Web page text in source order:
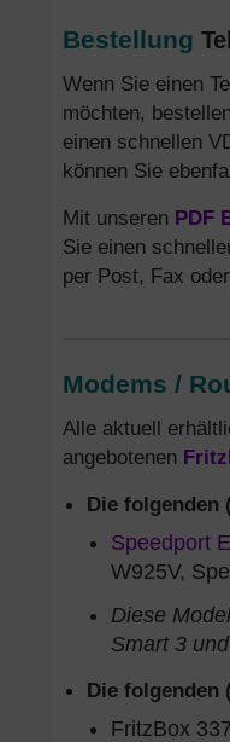
Bestellung
Wenn Sie einen
möchten,
einen schnellen
können Sie
Mit unseren PDF
Sie einen
per Post, Fax oder
Modems /
Alle aktuell
angebotenen
Die folgenden
Speedport
W925V,
Diese
Smart 3
Die folgenden
FritzBox